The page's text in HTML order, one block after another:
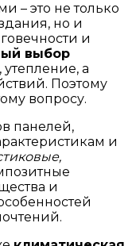
– это не только
но и
и
выбор
утепление, а
Поэтому
вопросу.
панелей,
и
и